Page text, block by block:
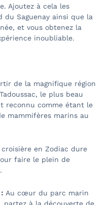
Ajoutez à cela les
du Saguenay ainsi que la
et vous obtenez la
inoubliable.
de la magnifique région
le plus beau
reconnu comme étant le
mammifères marins au
croisière en Zodiac dure
faire le plein de
Au cœur du parc marin